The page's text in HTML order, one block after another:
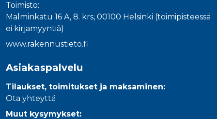
Toimisto:
Malminkatu 16 A, 8. krs, 00100 Helsinki (toimipisteessä
ei kirjamyyntiä)
www.rakennustieto.fi
Asiakaspalvelu
Tilaukset, toimitukset ja maksaminen:
Ota yhteyttä
Muut kysymykset: